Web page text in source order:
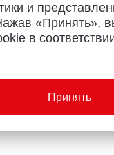
от
от
и
«Принять»,
в
Принять